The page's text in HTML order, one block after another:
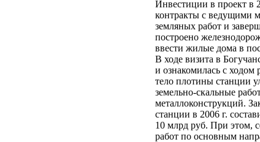
Инвестиции в проект в
контракты с ведущими
земляных работ и
построено
ввести жилые дома в
В ходе визита в
и ознакомилась с ходом
тело плотины станции
земельно-скальные
металлоконструкций.
станции в 2006 г.
10 млрд руб. При этом,
работ по основным